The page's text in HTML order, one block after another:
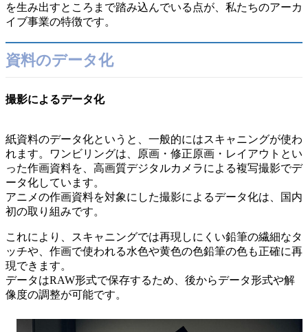
を生み出すところまで踏み込んでいる点が、私たちのアーカ
イブ事業の特徴です。
資料のデータ化
撮影によるデータ化
紙資料のデータ化というと、一般的にはスキャニングが使わ
れます。ワンビリングは、原画・修正原画・レイアウトとい
った作画資料を、高画質デジタルカメラによる複写撮影でデ
ータ化しています。
アニメの作画資料を対象にした撮影によるデータ化は、国内
初の取り組みです。
これにより、スキャニングでは再現しにくい鉛筆の繊細なタ
ッチや、作画で使われる水色や黄色の色鉛筆の色も正確に再
現できます。
データはRAW形式で保存するため、後からデータ形式や解
像度の調整が可能です。